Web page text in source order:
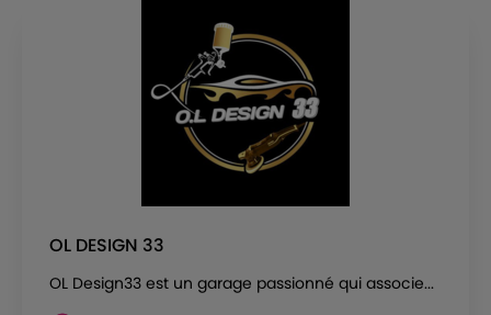
OL DESIGN 33
OL Design33 est un garage passionné qui associe...